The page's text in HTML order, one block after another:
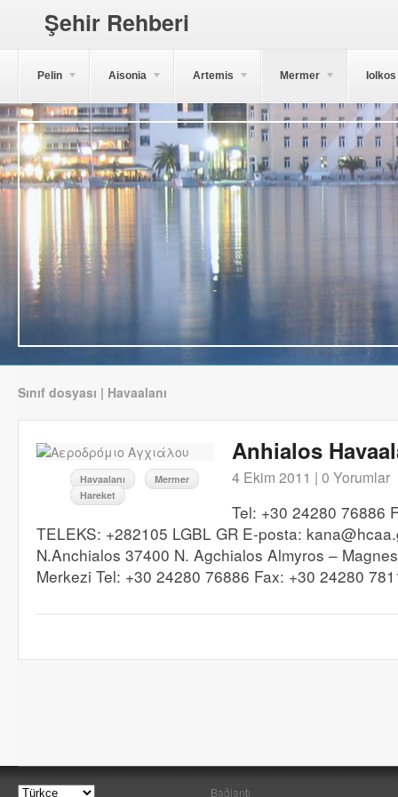
Şehir Rehberi
Pelin Aisonia Artemis Mermer Iolkos
Sınıf dosyası | Havaalanı
Havaalanı
Mermer
Hareket
Anhialos
4 Ekim 2011 | 0 Yorumlar
Tel: +30 24280 76886
TELEKS: +282105 LGBL GR E-posta:
N.Anchialos 37400 N. Agchialos Almyros –
Merkezi Tel: +30 24280 76886 Fax: +30 24280
Bağlantı